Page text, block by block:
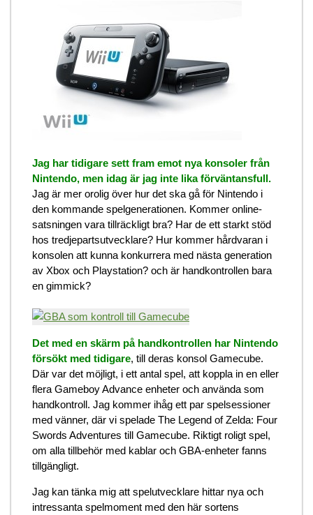
Jag har tidigare sett fram emot nya konsoler från
Nintendo, men idag är jag inte lika förväntansfull.
Jag är mer orolig över hur det ska gå för Nintendo i
den kommande spelgenerationen. Kommer online-
satsningen vara tillräckligt bra? Har de ett starkt stöd
hos tredjepartsutvecklare? Hur kommer hårdvaran i
konsolen att kunna konkurrera med nästa generation
av Xbox och Playstation? och är handkontrollen bara
en gimmick?
Det med en skärm på handkontrollen har Nintendo
försökt med tidigare, till deras konsol Gamecube.
Där var det möjligt, i ett antal spel, att koppla in en eller
flera Gameboy Advance enheter och använda som
handkontroll. Jag kommer ihåg ett par spelsessioner
med vänner, där vi spelade The Legend of Zelda: Four
Swords Adventures till Gamecube. Riktigt roligt spel,
om alla tillbehör med kablar och GBA-enheter fanns
tillgängligt.
Jag kan tänka mig att spelutvecklare hittar nya och
intressanta spelmoment med den här sortens